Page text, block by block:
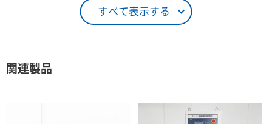
すべて表示する
26日 ～ 1ヶ月 100％（割引率 0％）
100％（割引率 0％）
関連製品